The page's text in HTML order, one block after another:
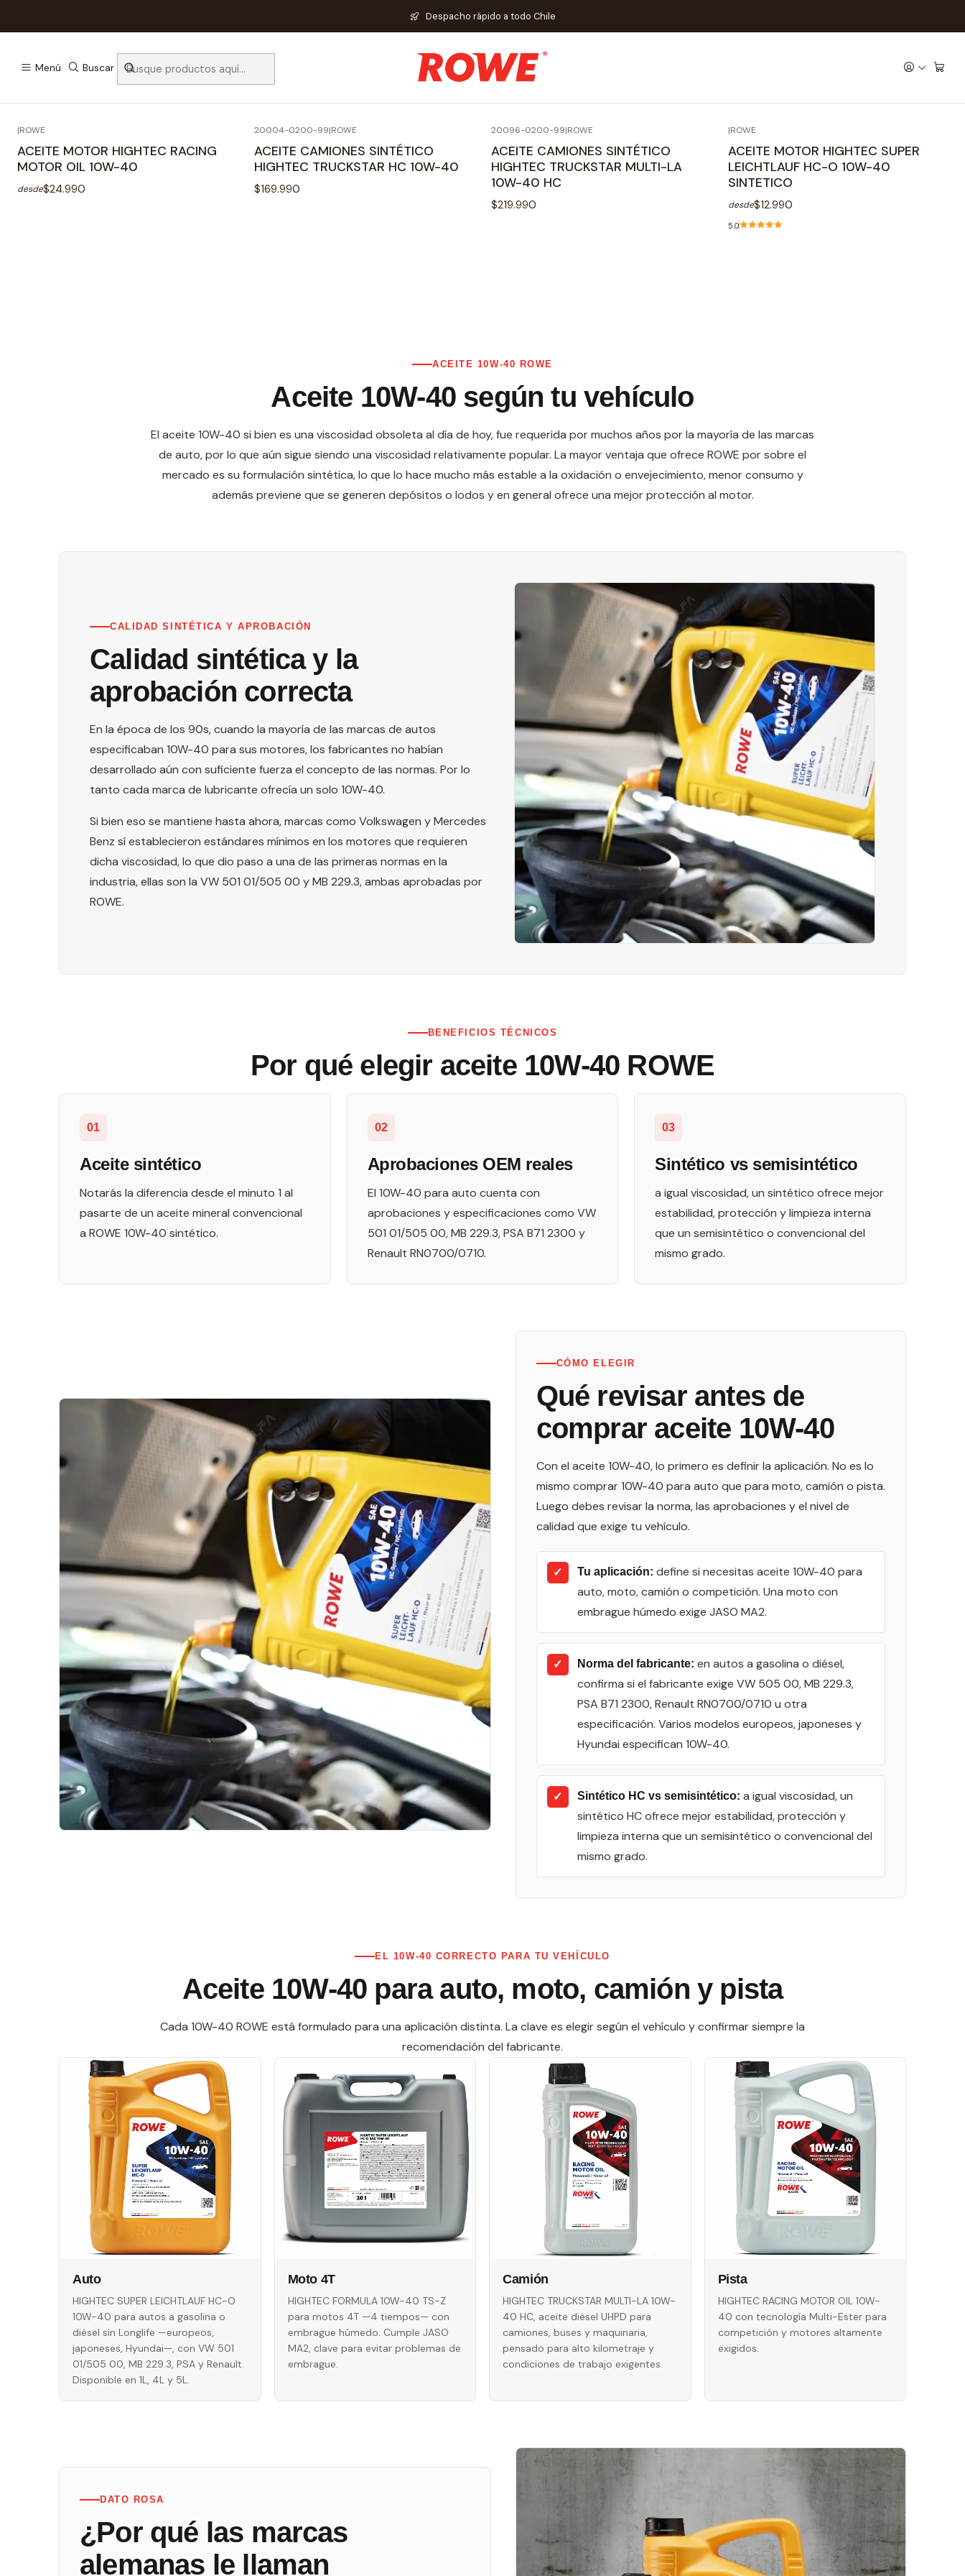
Menú Buscar
Despacho rápido a todo Chile
Aceite para Motor de Auto Aceite 10W-40
Aceite 10W-40 Filtros
|ROWE
ACEITE MOTOR HIGHTEC RACING
MOTOR OIL 10W-40
desde$24.990
20004-0200-99|ROWE
ACEITE CAMIONES SINTÉTICO
HIGHTEC TRUCKSTAR HC 10W-40
$169.990
20096-0200-99|ROWE
ACEITE CAMIONES SINTÉTICO
HIGHTEC TRUCKSTAR MULTI-LA
10W-40 HC
$219.990
|ROWE
ACEITE MOTOR HIGHTEC SUPER
LEICHTLAUF HC-O 10W-40
SINTETICO
desde$12.990
5.0
ACEITE 10W-40 ROWE
Aceite 10W-40 según tu vehículo
El aceite 10W-40 si bien es una viscosidad obsoleta al día de hoy, fue requerida por muchos años por la mayoría de las marcas
de auto, por lo que aún sigue siendo una viscosidad relativamente popular. La mayor ventaja que ofrece ROWE por sobre el
mercado es su formulación sintética, lo que lo hace mucho más estable a la oxidación o envejecimiento, menor consumo y
además previene que se generen depósitos o lodos y en general ofrece una mejor protección al motor.
CALIDAD SINTÉTICA Y APROBACIÓN
Calidad sintética y la
aprobación correcta
En la época de los 90s, cuando la mayoría de las marcas de autos
especificaban 10W-40 para sus motores, los fabricantes no habían
desarrollado aún con suficiente fuerza el concepto de las normas. Por lo
tanto cada marca de lubricante ofrecía un solo 10W-40.
Si bien eso se mantiene hasta ahora, marcas como Volkswagen y Mercedes
Benz sí establecieron estándares mínimos en los motores que requieren
dicha viscosidad, lo que dio paso a una de las primeras normas en la
industria, ellas son la VW 501 01/505 00 y MB 229.3, ambas aprobadas por
ROWE.
BENEFICIOS TÉCNICOS
Por qué elegir aceite 10W-40 ROWE
01
Aceite sintético
Notarás la diferencia desde el minuto 1 al
pasarte de un aceite mineral convencional
a ROWE 10W-40 sintético.
02
Aprobaciones OEM reales
El 10W-40 para auto cuenta con
aprobaciones y especificaciones como VW
501 01/505 00, MB 229.3, PSA B71 2300 y
Renault RN0700/0710.
03
Sintético vs semisintético
a igual viscosidad, un sintético ofrece mejor
estabilidad, protección y limpieza interna
que un semisintético o convencional del
mismo grado.
CÓMO ELEGIR
Qué revisar antes de
comprar aceite 10W-40
Con el aceite 10W-40, lo primero es definir la aplicación. No es lo
mismo comprar 10W-40 para auto que para moto, camión o pista.
Luego debes revisar la norma, las aprobaciones y el nivel de
calidad que exige tu vehículo.
✓ Tu aplicación: define si necesitas aceite 10W-40 para
auto, moto, camión o competición. Una moto con
embrague húmedo exige JASO MA2.
✓ Norma del fabricante: en autos a gasolina o diésel,
confirma si el fabricante exige VW 505 00, MB 229.3,
PSA B71 2300, Renault RN0700/0710 u otra
especificación. Varios modelos europeos, japoneses y
Hyundai especifican 10W-40.
✓ Sintético HC vs semisintético: a igual viscosidad, un
sintético HC ofrece mejor estabilidad, protección y
limpieza interna que un semisintético o convencional del
mismo grado.
EL 10W-40 CORRECTO PARA TU VEHÍCULO
Aceite 10W-40 para auto, moto, camión y pista
Cada 10W-40 ROWE está formulado para una aplicación distinta. La clave es elegir según el vehículo y confirmar siempre la
recomendación del fabricante.
Auto
HIGHTEC SUPER LEICHTLAUF HC-O
10W-40 para autos a gasolina o
diésel sin Longlife —europeos,
japoneses, Hyundai—, con VW 501
01/505 00, MB 229.3, PSA y Renault.
Disponible en 1L, 4L y 5L.
Moto 4T
HIGHTEC FORMULA 10W-40 TS-Z
para motos 4T —4 tiempos— con
embrague húmedo. Cumple JASO
MA2, clave para evitar problemas de
embrague.
Camión
HIGHTEC TRUCKSTAR MULTI-LA 10W-
40 HC, aceite diésel UHPD para
camiones, buses y maquinaria,
pensado para alto kilometraje y
condiciones de trabajo exigentes.
Pista
HIGHTEC RACING MOTOR OIL 10W-
40 con tecnología Multi-Ester para
competición y motores altamente
exigidos.
DATO ROSA
¿Por qué las marcas
alemanas le llaman